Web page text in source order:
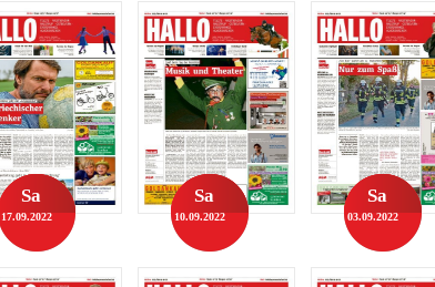
Sa
17.09.2022
Sa
10.09.2022
Sa
03.09.2022